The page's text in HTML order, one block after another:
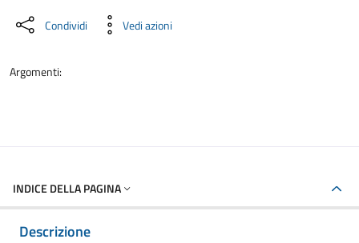
Condividi Vedi azioni
Argomenti:
INDICE DELLA PAGINA
Descrizione